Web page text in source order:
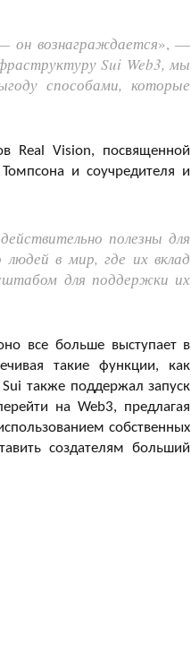
он вознаграждается», —
Sui Web3, мы
способами, которые
Real Vision, посвященной
и соучредителя и
полезны для
в мир, где их вклад
для поддержки их
все больше выступает в
такие функции, как
также поддержал запуск
на Web3, предлагая
собственных
создателям больший